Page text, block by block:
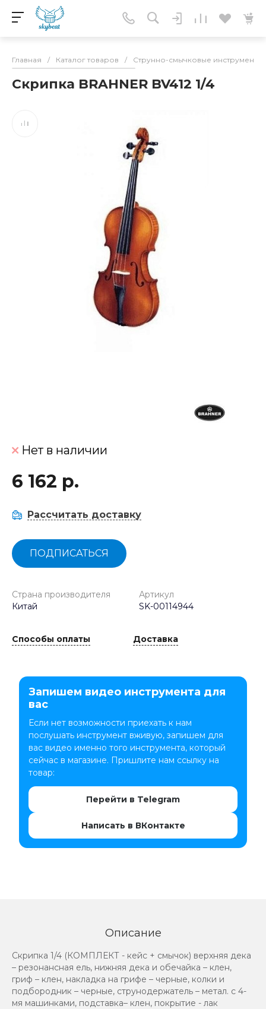
Главная / Каталог товаров / Струнно-смычковые инструменты
Скрипка BRAHNER BV412 1/4
Нет в наличии
6 162 р.
Рассчитать доставку
ПОДПИСАТЬСЯ
Страна производителя
Китай
Артикул
SK-00114944
Способы оплаты Доставка
Запишем видео инструмента для
вас
Если нет возможности приехать к нам
послушать инструмент вживую, запишем для
вас видео именно того инструмента, который
сейчас в магазине. Пришлите нам ссылку на
товар:
Перейти в Telegram
Написать в ВКонтакте
Описание
Скрипка 1/4 (КОМПЛЕКТ - кейс + смычок) верхняя дека
– резонансная ель, нижняя дека и обечайка – клен,
гриф – клен, накладка на грифе – черные, колки и
подбородник – черные, струнодержатель – метал. с 4-
мя машинками, подставка– клен, покрытие - лак